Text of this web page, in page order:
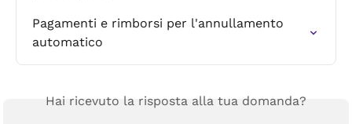
Pagamenti e rimborsi per l'annullamento
automatico
Hai ricevuto la risposta alla tua domanda?